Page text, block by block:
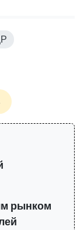
рынком